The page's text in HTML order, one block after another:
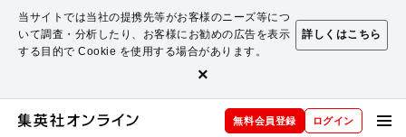
当サイトでは当社の提携先等がお客様のニーズ等につ
いて調査・分析したり、お客様にお勧めの広告を表示
する目的で Cookie を使用する場合があります。
詳しくはこちら
×
無料会員登録 ログイン